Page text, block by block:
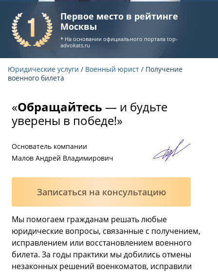
Первое место в рейтинге
Москвы
* На основании официального порталаtop-
advokats.ru
Юридические услуги / Военный юрист / Получение
военного билета
«Обращайтесь — и будьте
уверены в победе!»
Основатель компании
Малов Андрей Владимирович
Записаться на консультацию
Мы помогаем гражданам решать любые
юридические вопросы, связанные с получением,
исправлением или восстановлением военного
билета. За годы практики мы добились отмены
незаконных решений военкоматов, исправили